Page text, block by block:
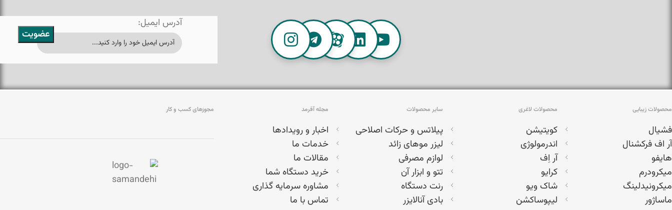
آدرس ایمیل:
محصولات زیبایی
فشیال
آر اف فرکشنال
هایفو
میکرودرم
میکرونیدلینگ
ماساژور
محصولات لاغری
کویتیشن
اندرمولوژی
آر اِف
کرایو
شاک ویو
لیپوساکشن
سایر محصولات
پیلاتس و حرکات اصلاحی
لیزر موهای زائد
لوازم مصرفی
تتو و ابزار آن
رنت دستگاه
بادی آنالایزر
مجله آفرمد
اخبار و رویدادها
خدمات ما
مقالات ما
خرید دستگاه شما
مشاوره سرمایه گذاری
تماس با ما
مجوزهای کسب و کار